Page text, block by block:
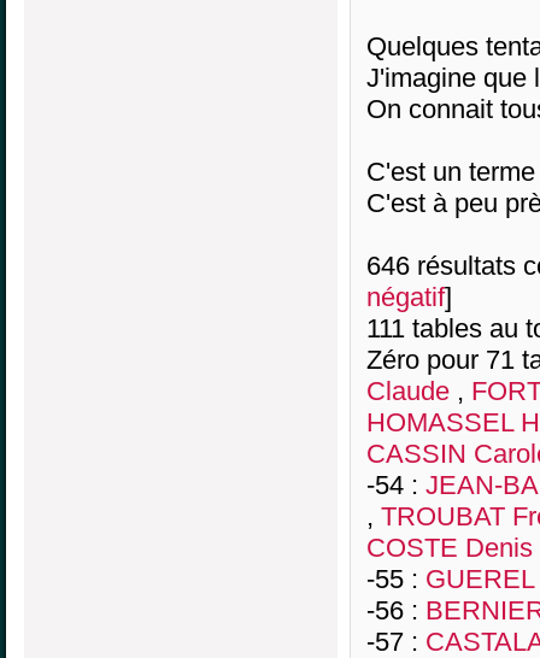
Quelques
J'imagine que
On connait
C'est un
C'est à peu
646 résultats
négatif]
111 tables au
Zéro pour 71
Claude ,
HOMASSEL
CASSIN
-54 : JEAN-
, TROUBAT
COSTE Denis
-55 :
-56 :
-57 :